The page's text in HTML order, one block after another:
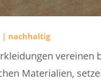
| nachhaltig
Materialien,